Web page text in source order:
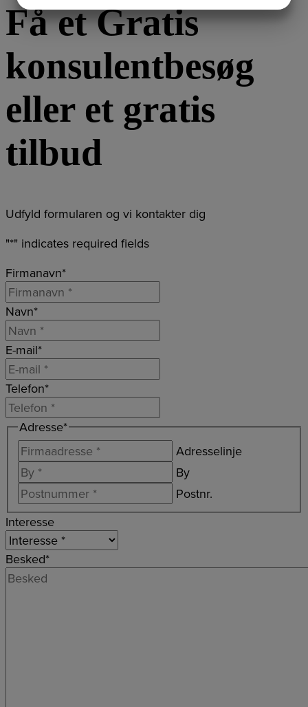
Få et Gratis
konsulentbesøg
eller et gratis
tilbud
Udfyld formularen og vi kontakter dig
"*" indicates required fields
Firmanavn*
Navn*
E-mail*
Telefon*
Adresse*
Adresselinje
By
Postnr.
Interesse
Besked*
MARKETING STATISTIK